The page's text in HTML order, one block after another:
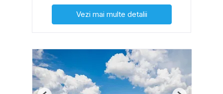
Vezi mai multe detalii